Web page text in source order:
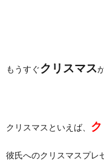
もうすぐクリスマス
クリスマスといえば、
彼氏へのクリスマスプレ